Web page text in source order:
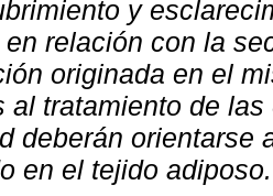
y
relación con la
originada en el
al tratamiento de
deberán orientarse
en el tejido adiposo.